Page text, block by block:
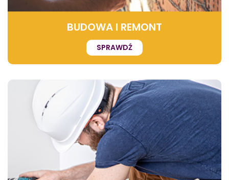
BUDOWA I REMONT
SPRAWDŹ